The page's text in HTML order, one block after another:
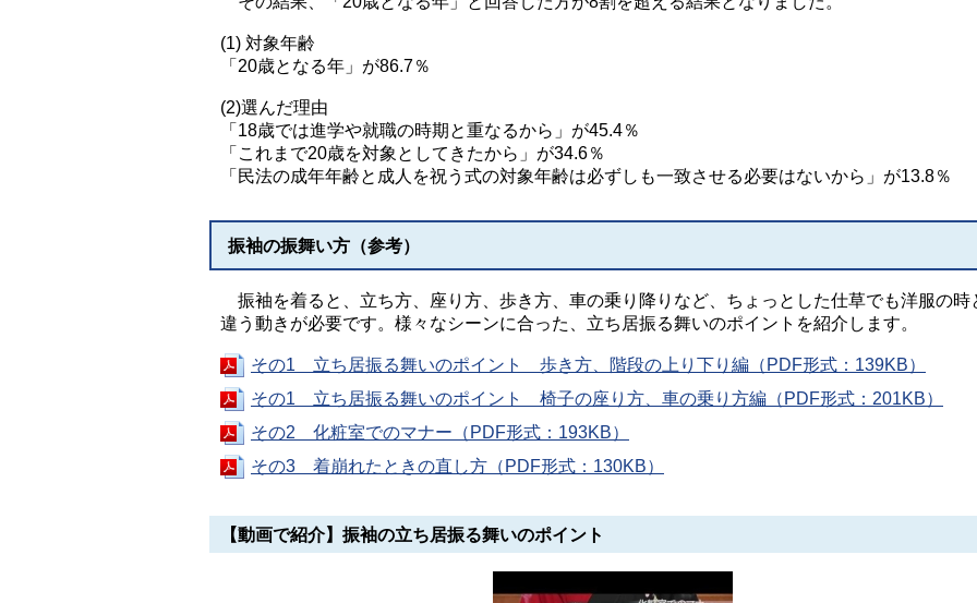
(1) 対象年齢
「20歳となる年」が86.7％
(2)選んだ理由
「18歳では進学や就職の時期と重なるから」が45.4％
「これまで20歳を対象としてきたから」が34.6％
「民法の成年年齢と成人を祝う式の対象年齢は必ずしも一致させる必要はないから」が13.8％
振袖の振舞い方（参考）
振袖を着ると、立ち方、座り方、歩き方、車の乗り降りなど、ちょっとした仕草でも洋服の時
違う動きが必要です。様々なシーンに合った、立ち居振る舞いのポイントを紹介します。
その1 立ち居振る舞いのポイント 歩き方、階段の上り下り編（PDF形式：139KB）
その1 立ち居振る舞いのポイント 椅子の座り方、車の乗り方編（PDF形式：201KB）
その2 化粧室でのマナー（PDF形式：193KB）
その3 着崩れたときの直し方（PDF形式：130KB）
【動画で紹介】振袖の立ち居振る舞いのポイント